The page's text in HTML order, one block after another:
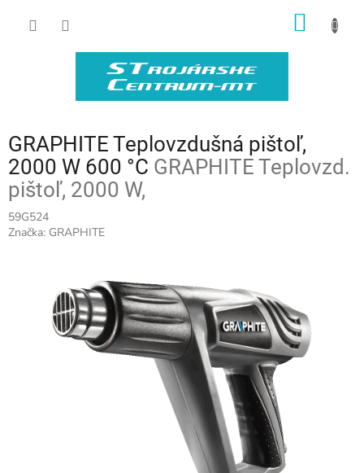
GRAPHITE Teplovzdušná pištoľ,
2000 W 600 °C GRAPHITE Teplovzd.
pištoľ, 2000 W,
59G524
Značka: GRAPHITE